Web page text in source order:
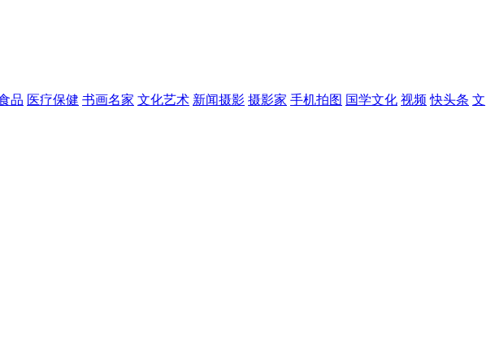
品 医疗保健 书画名家 文化艺术 新闻摄影 摄影家 手机拍图 国学文化 视频 快头条 文